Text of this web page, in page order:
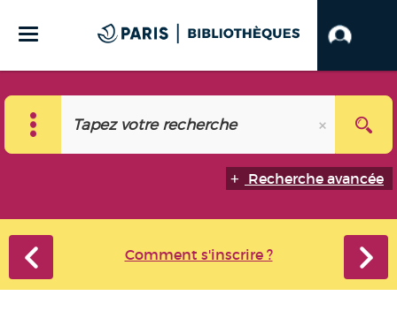
Recherche avancée
Comment s'inscrire ?